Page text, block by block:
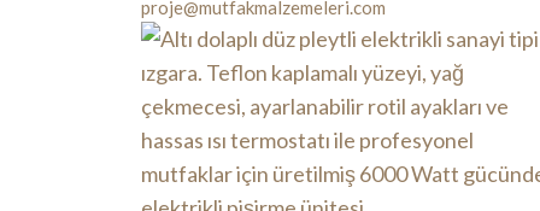
proje@mutfakmalzemeleri.com